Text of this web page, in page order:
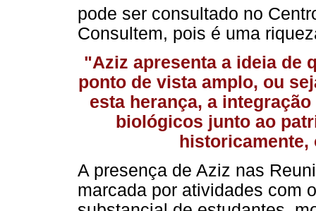
pode ser consultado no
Consultem, pois é uma
"Aziz apresenta a ideia de
ponto de vista amplo, ou
esta herança, a
biológicos junto ao
historicamente,
A presença de Aziz nas
marcada por atividades com